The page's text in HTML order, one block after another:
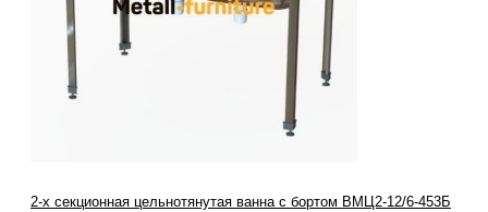
2-х секционная цельнотянутая ванна с бортом ВМЦ2-12/6-453Б